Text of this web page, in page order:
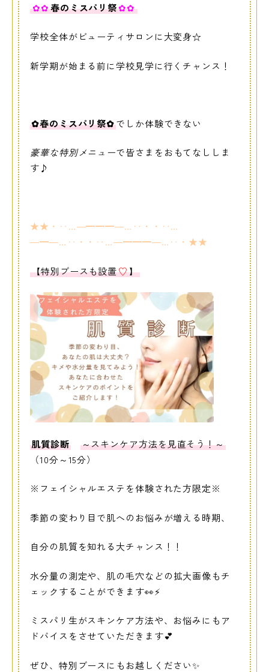
個人情報保護方針
サイトマップ
✿✿春のミスパリ祭✿✿
学校全体がビューティサロンに大変身☆
新学期が始まる前に学校見学に行くチャンス！
✿春のミスパリ祭✿でしか体験できない
豪華な特別メニューで皆さまをおもてなししま
す♪
★★・‥…―━━━―…‥・・‥…
―━―…‥・・‥…―━━━―…‥・★★
【特別ブースも設置♡】
肌質診断
～スキンケア方法を見直そう！～
（10分～15分）
※フェイシャルエステを体験された方限定※
季節の変わり目で肌へのお悩みが増える時期、
自分の肌質を知れる大チャンス！！
水分量の測定や、 肌の毛穴などの拡大画像もチ
ェックすることができます👀⚡
ミスパリ生がスキンケア方法や、お悩みにもア
ドバイスをさせていただきます💕
ぜひ、特別ブースにもお越しください✨